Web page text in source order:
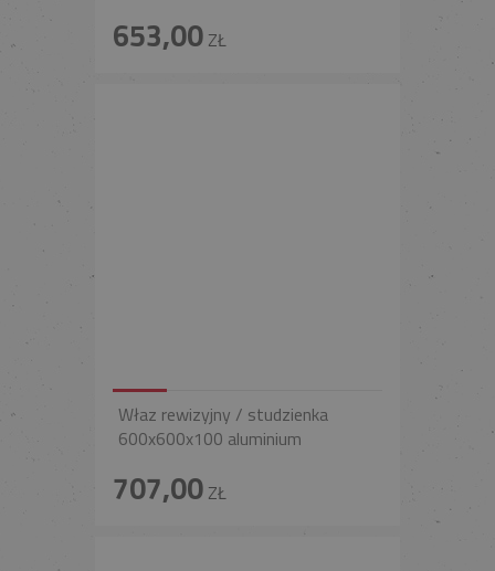
653,00ZŁ
Właz rewizyjny / studzienka
600x600x100 aluminium
707,00ZŁ